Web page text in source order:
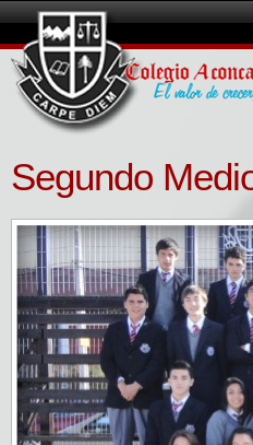
Segundo